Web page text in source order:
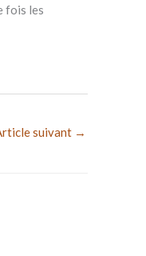
fois les
suivant →